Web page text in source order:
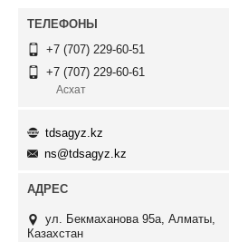
+7 (707) 229-60-51
+7 (707) 229-60-61
Асхат
tdsagyz.kz
ns@tdsagyz.kz
ул. Бекмаханова 95а, Алматы,
Казахстан